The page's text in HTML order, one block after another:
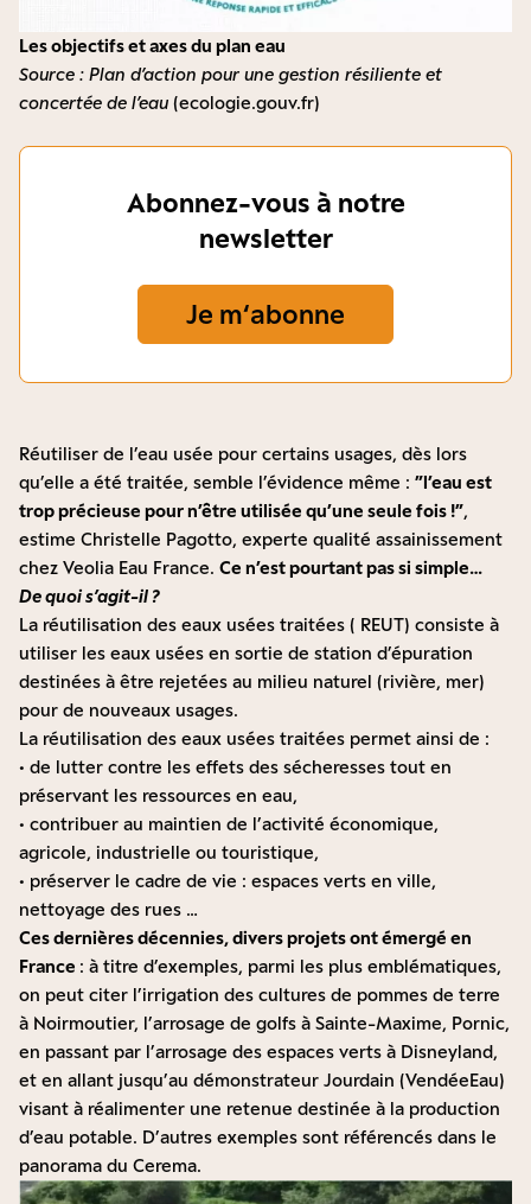
Les objectifs et axes du plan eau
Source : Plan d’action pour une gestion résiliente et
concertée de l’eau (ecologie.gouv.fr)
Abonnez-vous à notre
newsletter
Je m‘abonne
Réutiliser de l’eau usée pour certains usages, dès lors
qu’elle a été traitée, semble l’évidence même : ”l’eau est
trop précieuse pour n’être utilisée qu’une seule fois !”,
estime Christelle Pagotto, experte qualité assainissement
chez Veolia Eau France. Ce n’est pourtant pas si simple…
De quoi s’agit-il ?
La réutilisation des eaux usées traitées ( REUT) consiste à
utiliser les eaux usées en sortie de station d’épuration
destinées à être rejetées au milieu naturel (rivière, mer)
pour de nouveaux usages.
La réutilisation des eaux usées traitées permet ainsi de :
• de lutter contre les effets des sécheresses tout en
préservant les ressources en eau,
• contribuer au maintien de l’activité économique,
agricole, industrielle ou touristique,
• préserver le cadre de vie : espaces verts en ville,
nettoyage des rues …
Ces dernières décennies, divers projets ont émergé en
France : à titre d’exemples, parmi les plus emblématiques,
on peut citer l’irrigation des cultures de pommes de terre
à Noirmoutier, l’arrosage de golfs à Sainte-Maxime, Pornic,
en passant par l’arrosage des espaces verts à Disneyland,
et en allant jusqu’au démonstrateur Jourdain (VendéeEau)
visant à réalimenter une retenue destinée à la production
d’eau potable. D’autres exemples sont référencés dans le
panorama du Cerema.